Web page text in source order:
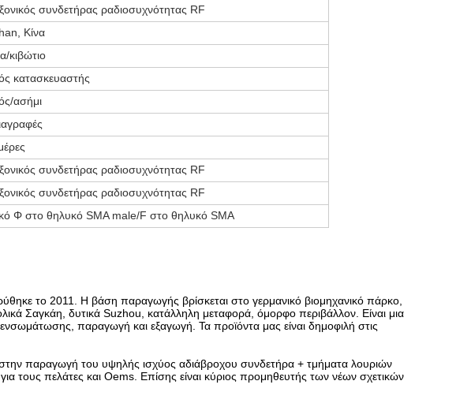
συνδετήρας ραδιοσυχνότητας RF
Κίνα
κιβώτιο
κατασκευαστής
ασήμι
συνδετήρας ραδιοσυχνότητας RF
συνδετήρας ραδιοσυχνότητας RF
Φ στο θηλυκό SMA male/F στο θηλυκό SMA
το 2011. Η βάση παραγωγής βρίσκεται στο γερμανικό βιομηχανικό πάρκο,
Σαγκάη, δυτικά Suzhou, κατάλληλη μεταφορά, όμορφο περιβάλλον. Είναι μια
ενσωμάτωσης, παραγωγή και εξαγωγή. Τα προϊόντα μας είναι δημοφιλή στις
στην παραγωγή του υψηλής ισχύος αδιάβροχου συνδετήρα + τμήματα λουριών
τους πελάτες και Oems. Επίσης είναι κύριος προμηθευτής των νέων σχετικών